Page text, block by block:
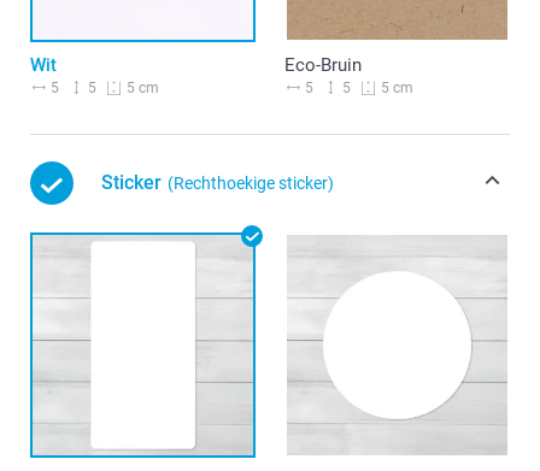
Wit
5 5 5 cm
Eco-Bruin
5 5 5 cm
Sticker (Rechthoekige sticker)